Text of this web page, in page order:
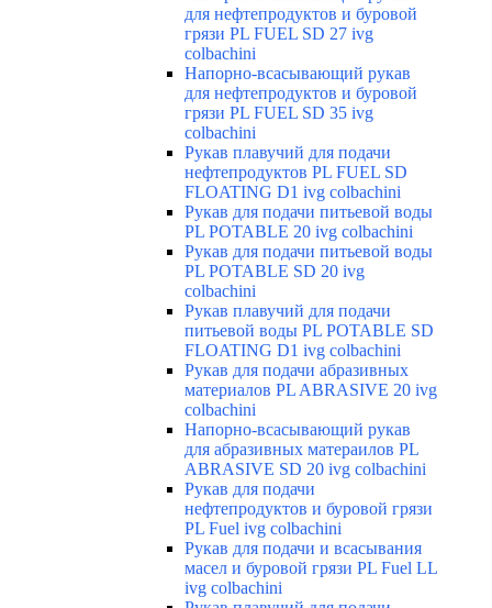
для нефтепродуктов и буровой
грязи PL FUEL SD 27 ivg
colbachini
Напорно-всасывающий рукав
для нефтепродуктов и буровой
грязи PL FUEL SD 35 ivg
colbachini
Рукав плавучий для подачи
нефтепродуктов PL FUEL SD
FLOATING D1 ivg colbachini
Рукав для подачи питьевой воды
PL POTABLE 20 ivg colbachini
Рукав для подачи питьевой воды
PL POTABLE SD 20 ivg
colbachini
Рукав плавучий для подачи
питьевой воды PL POTABLE SD
FLOATING D1 ivg colbachini
Рукав для подачи абразивных
материалов PL ABRASIVE 20 ivg
colbachini
Напорно-всасывающий рукав
для абразивных матераилов PL
ABRASIVE SD 20 ivg colbachini
Рукав для подачи
нефтепродуктов и буровой грязи
PL Fuel ivg colbachini
Рукав для подачи и всасывания
масел и буровой грязи PL Fuel LL
ivg colbachini